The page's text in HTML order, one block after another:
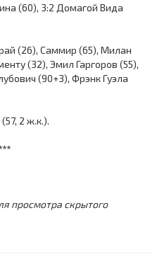
(60), 3:2 Домагой Вида
(26), Саммир (65), Милан
(32), Эмил Гаргоров (55),
(90+3), Фрэнк Гуэла
2 ж.к.).
просмотра скрытого